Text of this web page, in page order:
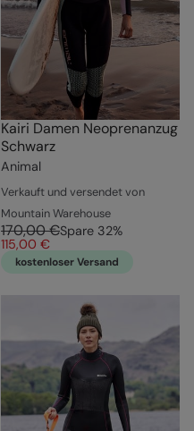
Kairi Damen Neoprenanzug
Schwarz
Animal
Verkauft und versendet von
Mountain Warehouse
170,00 €Spare 32%
115,00 €
kostenloser Versand